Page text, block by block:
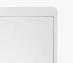
seine Ex-
Vater
ebenfalls